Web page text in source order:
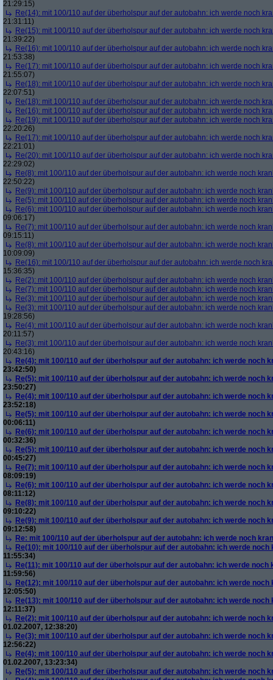
21:29:15)
Re(14): mit 100/110 auf der überholspur auf der autobahn: ich werde noch
21:31:11)
Re(15): mit 100/110 auf der überholspur auf der autobahn: ich werde noch
21:39:22)
Re(16): mit 100/110 auf der überholspur auf der autobahn: ich werde noch
21:53:38)
Re(17): mit 100/110 auf der überholspur auf der autobahn: ich werde noch
21:55:07)
Re(18): mit 100/110 auf der überholspur auf der autobahn: ich werde noch
22:07:51)
Re(18): mit 100/110 auf der überholspur auf der autobahn: ich werde noch
Re(16): mit 100/110 auf der überholspur auf der autobahn: ich werde noch
Re(19): mit 100/110 auf der überholspur auf der autobahn: ich werde noch
22:20:26)
Re(17): mit 100/110 auf der überholspur auf der autobahn: ich werde noch
22:21:01)
Re(20): mit 100/110 auf der überholspur auf der autobahn: ich werde noch
22:29:02)
Re(8): mit 100/110 auf der überholspur auf der autobahn: ich werde noch
22:50:22)
Re(9): mit 100/110 auf der überholspur auf der autobahn: ich werde noch
Re(5): mit 100/110 auf der überholspur auf der autobahn: ich werde noch
Re(6): mit 100/110 auf der überholspur auf der autobahn: ich werde noch
09:06:17)
Re(7): mit 100/110 auf der überholspur auf der autobahn: ich werde noch
09:15:11)
Re(8): mit 100/110 auf der überholspur auf der autobahn: ich werde noch
10:09:09)
Re(16): mit 100/110 auf der überholspur auf der autobahn: ich werde noch
15:36:35)
Re(2): mit 100/110 auf der überholspur auf der autobahn: ich werde noch
Re(7): mit 100/110 auf der überholspur auf der autobahn: ich werde noch
Re(3): mit 100/110 auf der überholspur auf der autobahn: ich werde noch
Re(3): mit 100/110 auf der überholspur auf der autobahn: ich werde noch
19:28:56)
Re(4): mit 100/110 auf der überholspur auf der autobahn: ich werde noch
20:11:57)
Re(3): mit 100/110 auf der überholspur auf der autobahn: ich werde noch
20:43:16)
Re(4): mit 100/110 auf der überholspur auf der autobahn: ich werde noch
23:42:50)
Re(5): mit 100/110 auf der überholspur auf der autobahn: ich werde noch
23:50:27)
Re(4): mit 100/110 auf der überholspur auf der autobahn: ich werde noch
23:52:18)
Re(5): mit 100/110 auf der überholspur auf der autobahn: ich werde noch
00:06:11)
Re(6): mit 100/110 auf der überholspur auf der autobahn: ich werde noch
00:32:36)
Re(5): mit 100/110 auf der überholspur auf der autobahn: ich werde noch
00:45:27)
Re(7): mit 100/110 auf der überholspur auf der autobahn: ich werde noch
08:09:19)
Re(6): mit 100/110 auf der überholspur auf der autobahn: ich werde noch
08:11:12)
Re(8): mit 100/110 auf der überholspur auf der autobahn: ich werde noch
09:10:22)
Re(9): mit 100/110 auf der überholspur auf der autobahn: ich werde noch
09:12:58)
Re: mit 100/110 auf der überholspur auf der autobahn: ich werde noch
Re(10): mit 100/110 auf der überholspur auf der autobahn: ich werde noch
11:55:34)
Re(11): mit 100/110 auf der überholspur auf der autobahn: ich werde noch
11:59:56)
Re(12): mit 100/110 auf der überholspur auf der autobahn: ich werde noch
12:05:50)
Re(13): mit 100/110 auf der überholspur auf der autobahn: ich werde noch
12:11:37)
Re(2): mit 100/110 auf der überholspur auf der autobahn: ich werde noch
01.02.2007, 12:38:20)
Re(3): mit 100/110 auf der überholspur auf der autobahn: ich werde noch
12:56:22)
Re(4): mit 100/110 auf der überholspur auf der autobahn: ich werde noch
01.02.2007, 13:23:34)
Re(5): mit 100/110 auf der überholspur auf der autobahn: ich werde noch